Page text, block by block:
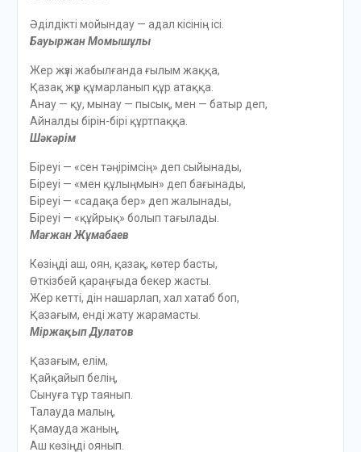
Әділдікті мойындау — адал кісінің ісі.
Бауыржан Момышұлы
Жер жүзi жабылғанда ғылым жаққа,
Қазақ жүр құмарланып құр атаққа.
Анау — қу, мынау — пысық, мен — батыр деп,
Айналды бiрiн-бiрi құртпаққа.
Шәкәрім
Бiреуi — «сен тәңірімсің» деп сыйынады,
Бiреуi — «мен құлыңмын» деп бағынады,
Бiреуi — «садақа бер» деп жалынады,
Бiреуi — «құйрық» болып тағылады.
Мағжан Жұмабаев
Көзіңдi аш, оян, қазақ, көтер басты,
Өткiзбей қараңғыда бекер жасты.
Жер кеттi, дiн нашарлап, хал хатаб боп,
Қазағым, ендi жату жарамасты.
Міржақып Дулатов
Қазағым, елiм,
Қайқайып белің,
Сынуға тұр таянып.
Талауда малың,
Қамауда жаның,
Аш көзіңдi оянып.